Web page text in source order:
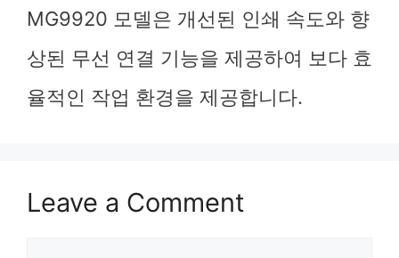
MG9920 모델은 개선된 인쇄 속도와 향
상된 무선 연결 기능을 제공하여 보다 효
율적인 작업 환경을 제공합니다.
Leave a Comment